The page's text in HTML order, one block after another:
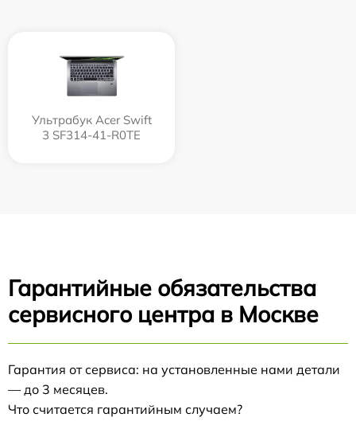
Ультрабук Acer Swift
3 SF314-41-R0TE
Гарантийные обязательства
сервисного центра в Москве
Гарантия от сервиса: на установленные нами детали
— до 3 месяцев.
Что считается гарантийным случаем?